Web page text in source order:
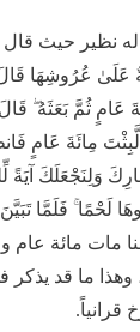
له نظير حيث
عُرُوشِهَا قَالَ
عَامٍ ثُمَّ بَعَثَهُ
مِائَةَ عَامٍ
وَلِنَجْعَلَكَ آيَةً
لَحْمًا ۚ فَلَمَّا
قَدِيرٌ"[4]. هنا مات
وهذا ما قد يذكر
قرانياً.